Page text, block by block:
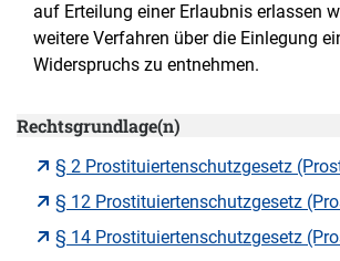
auf Erteilung einer Erlaubnis erlassen
weitere Verfahren über die Einlegung
Widerspruchs zu entnehmen.
Rechtsgrundlage(n)
§ 2 Prostituiertenschutzgesetz
§ 12 Prostituiertenschutzgesetz
§ 14 Prostituiertenschutzgesetz